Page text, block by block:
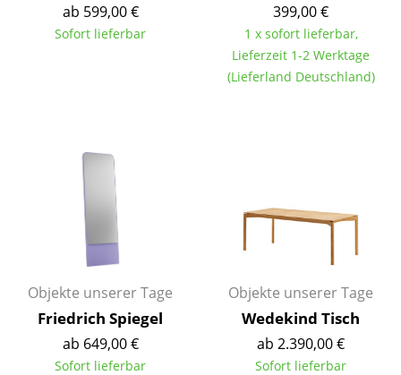
Sideboards & Kommoden
Garderoben
Kleinaufbewahrung
Einzelteile
... alle Aufbewahrungsmöbel
Licht
Hängeleuchten & Deckenleuchten
ab 599,00 €
Sofort lieferbar
399,00 €
1 x sofort lieferbar,
Lieferzeit 1-2 Werktage
(Lieferland Deutschland)
Objekte unserer Tage
Friedrich Spiegel
ab 649,00 €
Sofort lieferbar
Objekte unserer Tage
Wedekind Tisch
ab 2.390,00 €
Sofort lieferbar